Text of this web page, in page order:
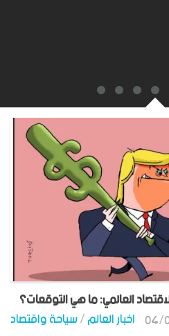
العالمي: ما هي التوقعات؟
اخبار العالم/سياحة واقتصاد